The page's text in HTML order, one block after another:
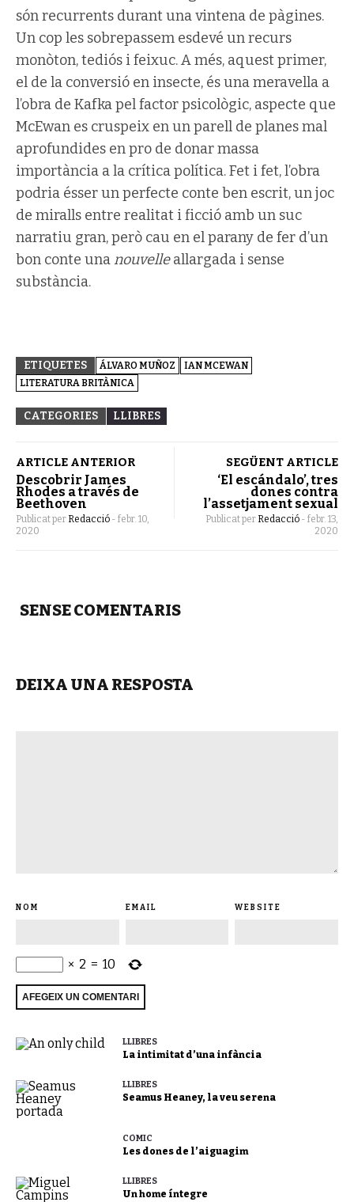
són recurrents durant una vintena de pàgines.
Un cop les sobrepassem esdevé un recurs
monòton, tediós i feixuc. A més, aquest primer,
el de la conversió en insecte, és una meravella a
l’obra de Kafka pel factor psicològic, aspecte que
McEwan es cruspeix en un parell de planes mal
aprofundides en pro de donar massa
importància a la crítica política. Fet i fet, l’obra
podria ésser un perfecte conte ben escrit, un joc
de miralls entre realitat i ficció amb un suc
narratiu gran, però cau en el parany de fer d’un
bon conte unanouvelleallargada i sense
substància.
ETIQUETES ÁLVARO MUÑOZ
IAN MCEWAN
LITERATURA BRITÀNICA
CATEGORIES LLIBRES
ARTICLE ANTERIOR
Descobrir James
Rhodes a través de
Beethoven
Publicat per Redacció - febr. 10,
2020
SEGÜENT ARTICLE
‘El escándalo’, tres
dones contra
l’assetjament sexual
Publicat per Redacció - febr. 13,
2020
SENSE COMENTARIS
DEIXA UNA RESPOSTA
NOM EMAIL WEBSITE
× 2 = 10
LLIBRES
La intimitat d’una infància
LLIBRES
Seamus Heaney, la veu serena
CÒMIC
Les dones de l’aiguagim
LLIBRES
Un home íntegre